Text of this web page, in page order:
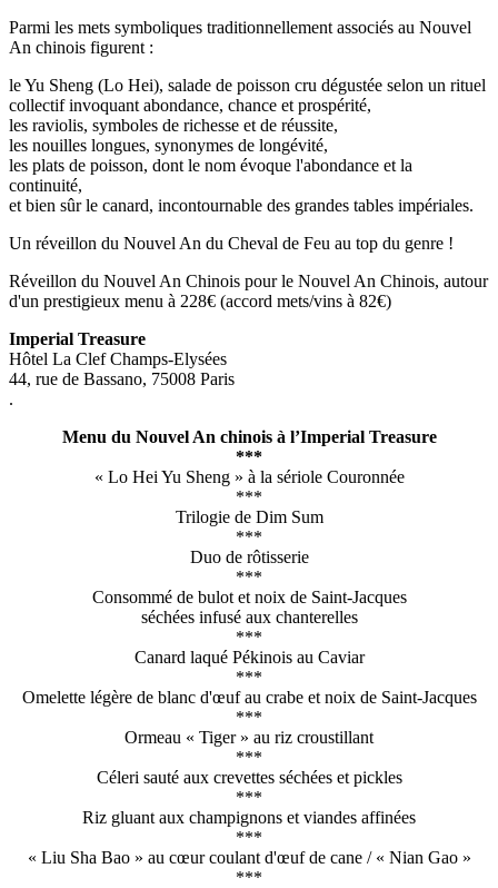
Parmi les mets symboliques traditionnellement associés au Nouvel
An chinois figurent :
le Yu Sheng (Lo Hei), salade de poisson cru dégustée selon un rituel
collectif invoquant abondance, chance et prospérité,
les raviolis, symboles de richesse et de réussite,
les nouilles longues, synonymes de longévité,
les plats de poisson, dont le nom évoque l'abondance et la
continuité,
et bien sûr le canard, incontournable des grandes tables impériales.
Un réveillon du Nouvel An du Cheval de Feu au top du genre !
Réveillon du Nouvel An Chinois pour le Nouvel An Chinois, autour
d'un prestigieux menu à 228€ (accord mets/vins à 82€)
Imperial Treasure
Hôtel La Clef Champs-Elysées
44, rue de Bassano, 75008 Paris
.
Menu du Nouvel An chinois à l’Imperial Treasure
***
« Lo Hei Yu Sheng » à la sériole Couronnée
***
Trilogie de Dim Sum
***
Duo de rôtisserie
***
Consommé de bulot et noix de Saint-Jacques
séchées infusé aux chanterelles
***
Canard laqué Pékinois au Caviar
***
Omelette légère de blanc d'œuf au crabe et noix de Saint-Jacques
***
Ormeau « Tiger » au riz croustillant
***
Céleri sauté aux crevettes séchées et pickles
***
Riz gluant aux champignons et viandes affinées
***
« Liu Sha Bao » au cœur coulant d'œuf de cane / « Nian Gao »
***